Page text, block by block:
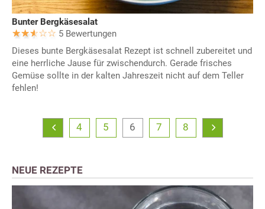
Bunter Bergkäsesalat
5 Bewertungen
Dieses bunte Bergkäsesalat Rezept ist schnell zubereitet und
eine herrliche Jause für zwischendurch. Gerade frisches
Gemüse sollte in der kalten Jahreszeit nicht auf dem Teller
fehlen!
4 5 6 7 8
NEUE REZEPTE